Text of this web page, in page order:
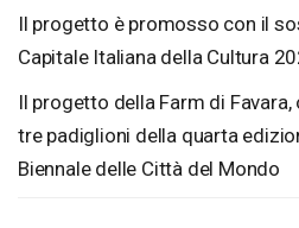
Il progetto è promosso con il
Capitale Italiana della Cultura
Il progetto della Farm di
tre padiglioni della quarta
Biennale delle Città del Mondo